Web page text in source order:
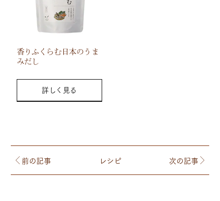
香りふくらむ日本のうま
みだし
詳しく見る
前の記事 レシピ 次の記事